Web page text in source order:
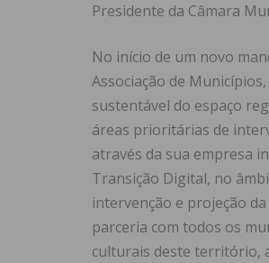
Presidente da Câmara
No início de um novo
Associação de
sustentável do espaço
áreas prioritárias de
através da sua empresa
Transição Digital, no
intervenção e projeção
parceria com todos os
culturais deste território,